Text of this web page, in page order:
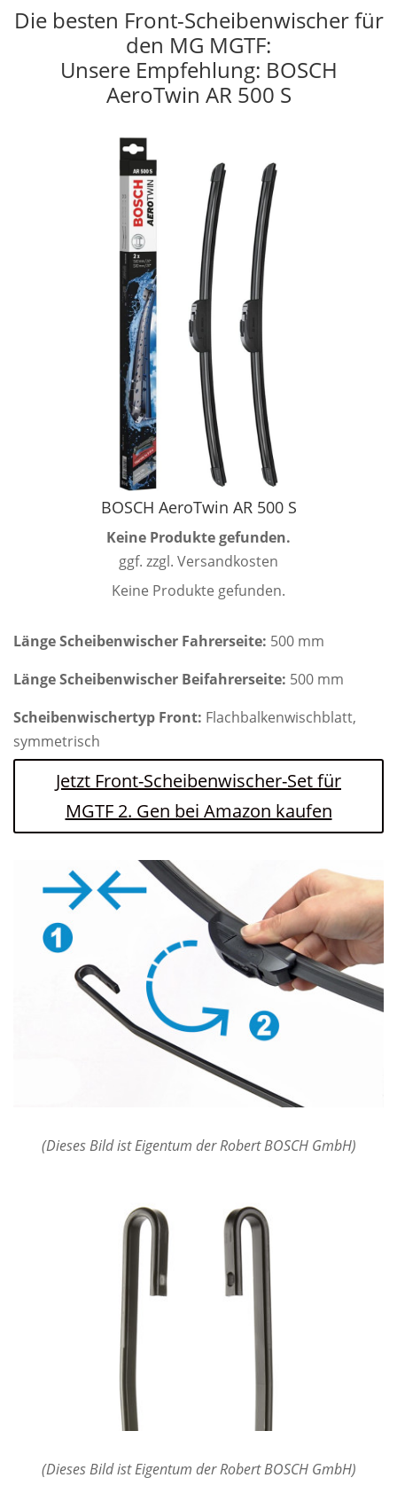
Die besten Front-Scheibenwischer für
den MG MGTF:
Unsere Empfehlung: BOSCH
AeroTwin AR 500 S
BOSCH AeroTwin AR 500 S
Keine Produkte gefunden.
ggf. zzgl. Versandkosten
Keine Produkte gefunden.
Länge Scheibenwischer Fahrerseite: 500 mm
Länge Scheibenwischer Beifahrerseite: 500 mm
Scheibenwischertyp Front: Flachbalkenwischblatt,
symmetrisch
Jetzt Front-Scheibenwischer-Set für
MGTF 2. Gen bei Amazon kaufen
(Dieses Bild ist Eigentum der Robert BOSCH GmbH)
(Dieses Bild ist Eigentum der Robert BOSCH GmbH)